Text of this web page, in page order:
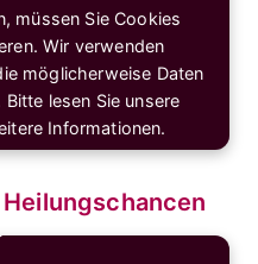
müssen Sie Cookies
Wir verwenden
möglicherweise Daten
lesen Sie unsere
Informationen.
Video anzeigen